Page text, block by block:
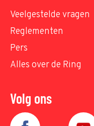
Veelgestelde vragen
Reglementen
Pers
Alles over de Ring
Volg ons